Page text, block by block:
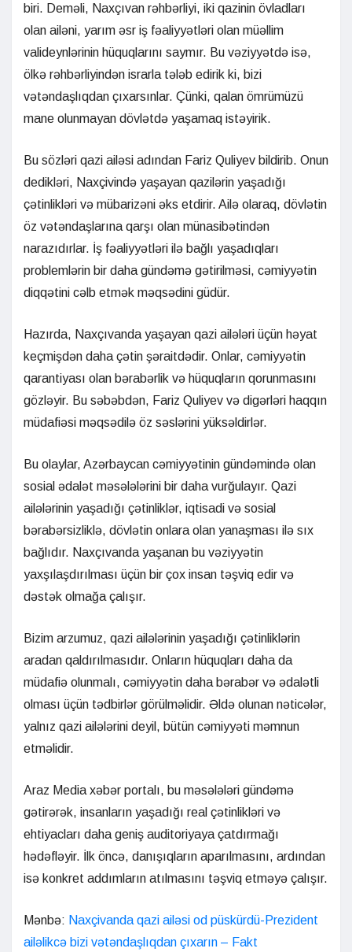
biri. Deməli, Naxçıvan rəhbərliyi, iki qazinin övladları
olan ailəni, yarım əsr iş fəaliyyətləri olan müəllim
valideynlərinin hüquqlarını saymır. Bu vəziyyətdə isə,
ölkə rəhbərliyindən israrla tələb edirik ki, bizi
vətəndaşlıqdan çıxarsınlar. Çünki, qalan ömrümüzü
mane olunmayan dövlətdə yaşamaq istəyirik.
Bu sözləri qazi ailəsi adından Fariz Quliyev bildirib. Onun
dedikləri, Naxçivində yaşayan qazilərin yaşadığı
çətinlikləri və mübarizəni əks etdirir. Ailə olaraq, dövlətin
öz vətəndaşlarına qarşı olan münasibətindən
narazıdırlar. İş fəaliyyətləri ilə bağlı yaşadıqları
problemlərin bir daha gündəmə gətirilməsi, cəmiyyətin
diqqətini cəlb etmək məqsədini güdür.
Hazırda, Naxçıvanda yaşayan qazi ailələri üçün həyat
keçmişdən daha çətin şəraitdədir. Onlar, cəmiyyətin
qarantiyası olan bərabərlik və hüquqların qorunmasını
gözləyir. Bu səbəbdən, Fariz Quliyev və digərləri haqqın
müdafiəsi məqsədilə öz səslərini yüksəldirlər.
Bu olaylar, Azərbaycan cəmiyyətinin gündəmində olan
sosial ədalət məsələlərini bir daha vurğulayır. Qazi
ailələrinin yaşadığı çətinliklər, iqtisadi və sosial
bərabərsizliklə, dövlətin onlara olan yanaşması ilə sıx
bağlıdır. Naxçıvanda yaşanan bu vəziyyətin
yaxşılaşdırılması üçün bir çox insan təşviq edir və
dəstək olmağa çalışır.
Bizim arzumuz, qazi ailələrinin yaşadığı çətinliklərin
aradan qaldırılmasıdır. Onların hüquqları daha da
müdafiə olunmalı, cəmiyyətin daha bərabər və ədalətli
olması üçün tədbirlər görülməlidir. Əldə olunan nəticələr,
yalnız qazi ailələrini deyil, bütün cəmiyyəti məmnun
etməlidir.
Araz Media xəbər portalı, bu məsələləri gündəmə
gətirərək, insanların yaşadığı real çətinlikləri və
ehtiyacları daha geniş auditoriyaya çatdırmağı
hədəfləyir. İlk öncə, danışıqların aparılmasını, ardından
isə konkret addımların atılmasını təşviq etməyə çalışır.
Mənbə: Naxçivanda qazi ailəsi od püskürdü-Prezident
ailəlikcə bizi vətəndaşlıqdan çıxarın – Fakt